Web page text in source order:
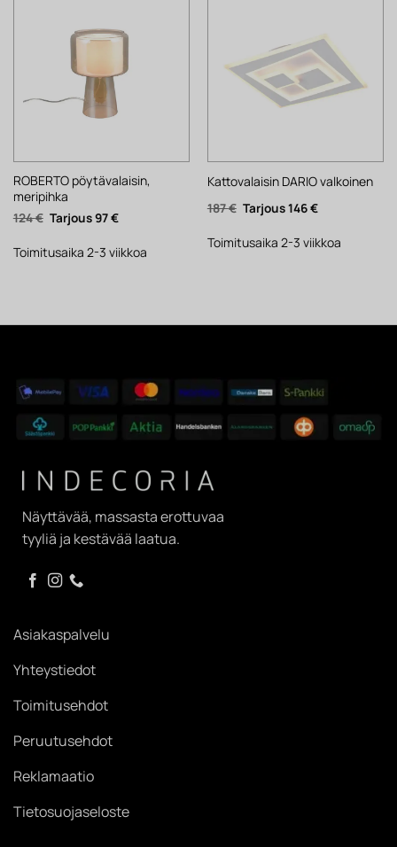
ROBERTO pöytävalaisin,
meripihka
124€ Alkuperäinen
hinta
124 €.
97€Nykyinen
97 €.
Toimitusaika 2-3 viikkoa
Kattovalaisin DARIO valkoinen
187€ Alkuperäinen
hinta
187 €.
146€Nykyinen
146 €.
Toimitusaika 2-3 viikkoa
Näyttävää, massasta erottuvaa
tyyliä ja kestävää laatua.
Asiakaspalvelu
Yhteystiedot
Toimitusehdot
Peruutusehdot
Reklamaatio
Tietosuojaseloste